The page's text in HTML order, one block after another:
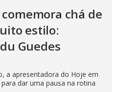
chá de
estilo:
Guedes
a apresentadora do Hoje em
dar uma pausa na rotina